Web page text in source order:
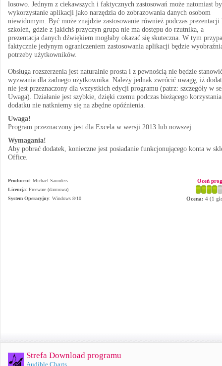
losowo. Jednym z ciekawszych i faktycznych zastosowań może natomiast
wykorzystanie aplikacji jako narzędzia do zobrazowania danych osobom
niewidomym. Być może znajdzie zastosowanie również podczas prezentacji
szkoleń, gdzie z jakichś przyczyn grupa nie ma dostępu do rzutnika, a
prezentacja danych dźwiękiem mogłaby okazać się skuteczna. W tym
faktycznie jedynym ograniczeniem zastosowania aplikacji będzie
potrzeby użytkowników.
Obsługa rozszerzenia jest naturalnie prosta i z pewnością nie będzie
wyzwania dla żadnego użytkownika. Należy jednak zwrócić uwagę, iż
nie jest przeznaczony dla wszystkich edycji programu (patrz: szczegóły w
Uwaga). Działanie jest szybkie, dzięki czemu podczas bieżącego
dodatku nie natkniemy się na zbędne opóźnienia.
Uwaga!
Program przeznaczony jest dla Excela w wersji 2013 lub nowszej.
Wymagania!
Aby pobrać dodatek, konieczne jest posiadanie funkcjonującego konta w
Office.
Producent: Michael Saunders
Licencja: Freeware (darmowa)
System Operacyjny: Windows 8/10
Oceń
Ocena: 4 (1
Strefa Download programu
Audible Charts